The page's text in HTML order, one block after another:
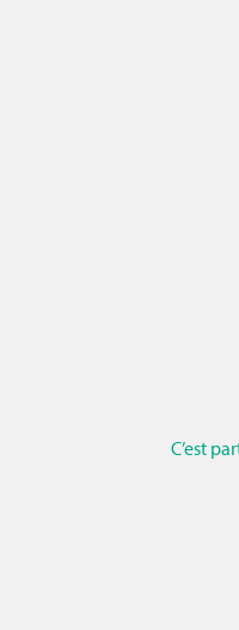
C’est